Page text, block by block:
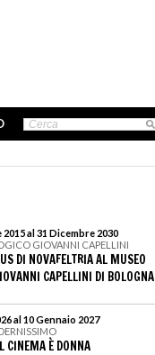
al 31 Dicembre 2030
GIOVANNI CAPELLINI
DI NOVAFELTRIA AL MUSEO
CAPELLINI DI BOLOGNA
al 10 Gennaio 2027
CINEMA È DONNA